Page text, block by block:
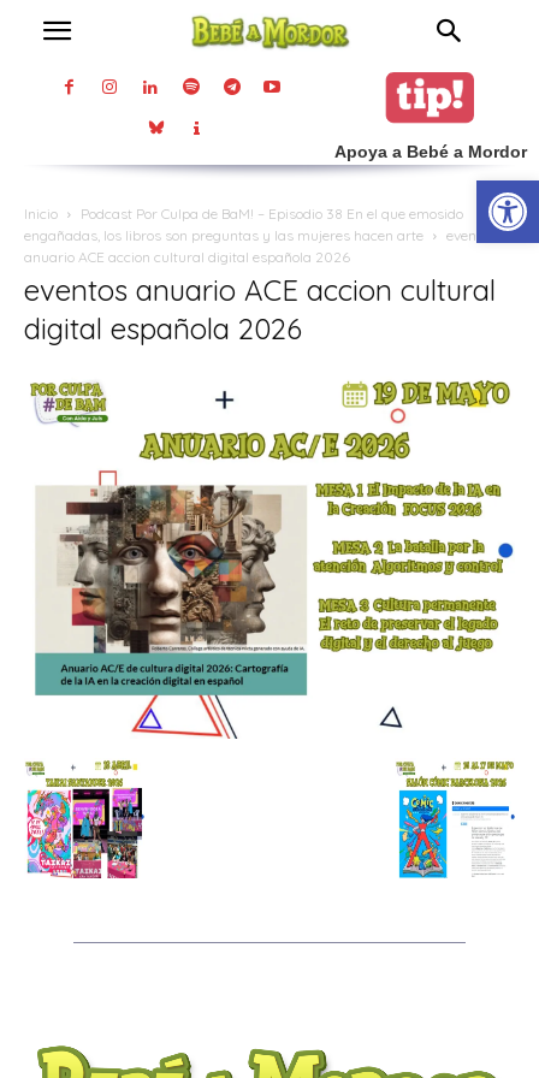
Apoya a Bebé a Mordor
Inicio
Podcast Por Culpa de BaM! – Episodio 38 En el que emosido
engañadas, los libros son preguntas y las mujeres hacen arte
eventos
anuario ACE accion cultural digital española 2026
eventos anuario ACE accion cultural
digital española 2026